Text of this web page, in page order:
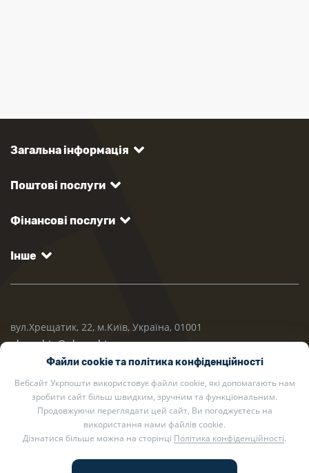
Загальна інформація
Поштові послуги
Фінансові послуги
Інше
вул.Хрещатик, 22, м.Київ, Україна, 01001
ukrposhta@ukrposhta.ua
2002 — 2026 Укрпошта. Всі права захищено.
Файли cookie та політика конфіденційності
Вебсайт Укрпошти використовує файли cookie, які допомагають нам
зробити сайт більш швидким, зручним та функціональним.
Продовжуючи переглядати цей сайт, Ви погоджуєтесь на
використання нами файлів cookie.
Дізнатися більше можна на сторінці Політика конфіденційності.